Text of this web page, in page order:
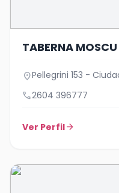
TABERNA
location_onPellegrini 153 -
call2604 396777
Ver Perfilarrow_forward